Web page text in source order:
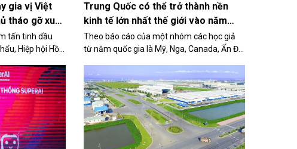
gia vị Việt
tháo gỡ xuất
tấn tinh dầu
Hiệp hội Hồ
ngày 2/4/2024
nghị tháo gỡ
Trung Quốc có thể trở thành nền
kinh tế lớn nhất thế giới vào năm
2035 ​
Theo báo cáo của một nhóm các học giả
từ năm quốc gia là Mỹ, Nga, Canada, Ấn Độ
thảo quốc tế vừa qua, GDP của Trung Quốc
ước tính vượt Mỹ vào năm 2035.